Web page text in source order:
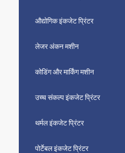
औद्योगिक इंकजेट प्रिंटर
लेजर अंकन मशीन
कोडिंग और मार्किंग मशीन
उच्च संकल्प इंकजेट प्रिंटर
थर्मल इंकजेट प्रिंटर
पोर्टेबल इंकजेट प्रिंटर